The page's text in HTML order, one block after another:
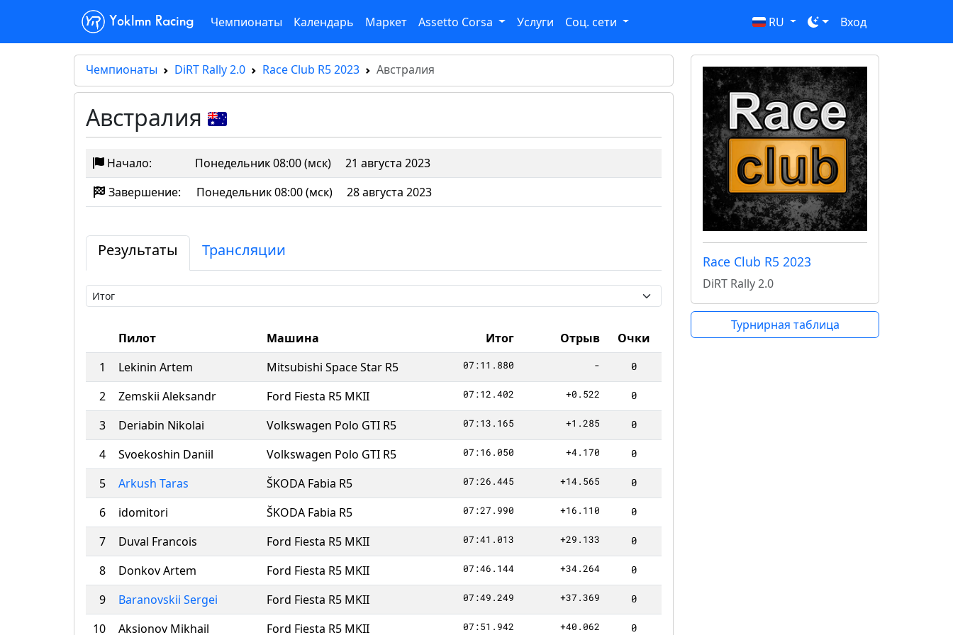
Yoklmn Racing Чемпионаты Календарь Маркет Assetto Corsa Услуги Соц. сети RU Вход
Чемпионаты DiRT Rally 2.0 Race Club R5 2023 Австралия
Австралия
Начало: Понедельник 08:00 (мск)
21 августа 2023
Завершение:
Понедельник 08:00 (мск) 28 августа 2023
Результаты Трансляции
Пилот Машина Итог Отрыв
Очки
1
Lekinin Artem Mitsubishi Space Star R5 07:11.880 - 0
2 Zemskii Aleksandr Ford Fiesta R5 MKII 07:12.402 +0.522 0
3 Deriabin Nikolai Volkswagen Polo GTI R5 07:13.165 +1.285 0
4 Svoekoshin Daniil Volkswagen Polo GTI R5 07:16.050 +4.170 0
5 Arkush Taras ŠKODA Fabia R5 07:26.445 +14.565 0
6 idomitori ŠKODA Fabia R5 07:27.990 +16.110 0
7 Duval Francois Ford Fiesta R5 MKII 07:41.013 +29.133 0
8 Donkov Artem Ford Fiesta R5 MKII 07:46.144 +34.264 0
9 Baranovskii Sergei Ford Fiesta R5 MKII 07:49.249 +37.369 0
10 Aksionov Mikhail Ford Fiesta R5 MKII 07:51.942 +40.062 0
Race Club R5 2023
DiRT Rally 2.0
Турнирная таблица